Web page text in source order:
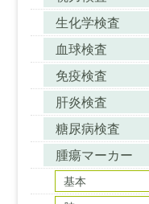
生化学検査
血球検査
免疫検査
肝炎検査
糖尿病検査
腫瘍マーカー
基本